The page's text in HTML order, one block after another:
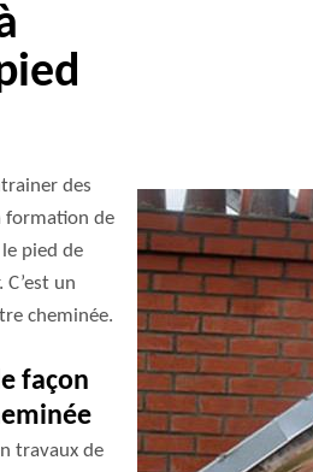
des
formation de
pied de
un
cheminée.
façon
travaux de